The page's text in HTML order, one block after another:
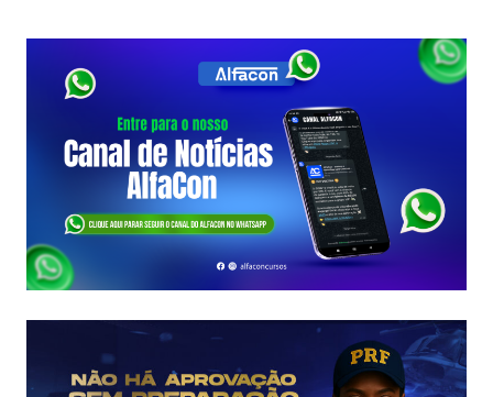
SC:
CONTRATO
A
FCC
É
ASSINADO
E
EDITAL
SALÁRIOS
A